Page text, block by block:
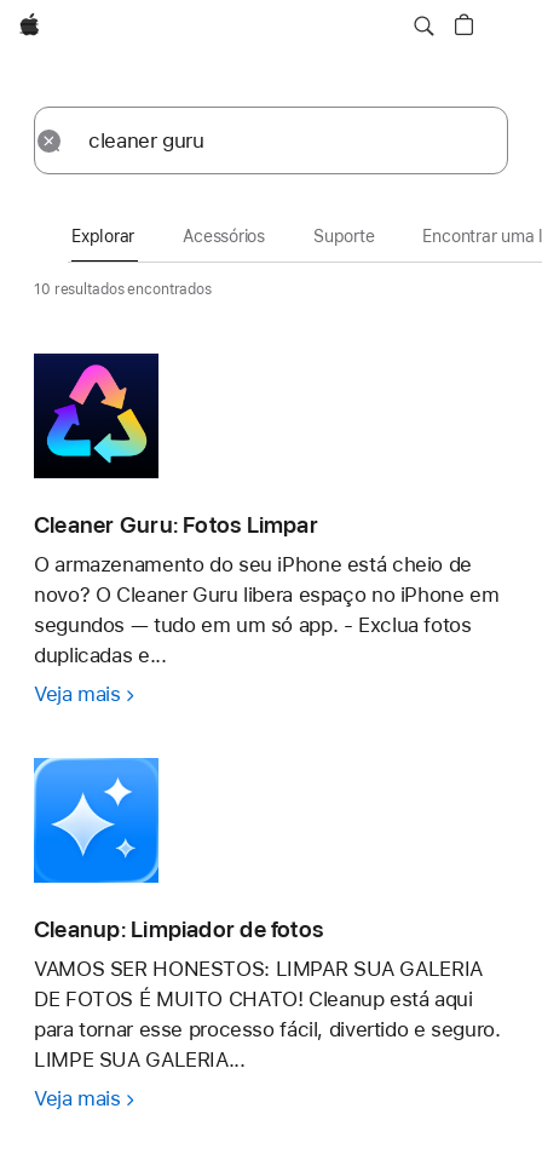
Apple
Enviar
Redefinir
Explorar Acessórios Suporte Encontrar uma
10 resultados encontrados
Cleaner Guru: Fotos Limpar
O armazenamento do seu iPhone está cheio de
novo? O Cleaner Guru libera espaço no iPhone em
segundos — tudo em um só app. - Exclua fotos
duplicadas e...
Veja mais Cleaner
Fotos
Limpar
Cleanup: Limpiador de fotos
VAMOS SER HONESTOS: LIMPAR SUA GALERIA
DE FOTOS É MUITO CHATO! Cleanup está aqui
para tornar esse processo fácil, divertido e seguro.
LIMPE SUA GALERIA...
Veja mais Cleanup: